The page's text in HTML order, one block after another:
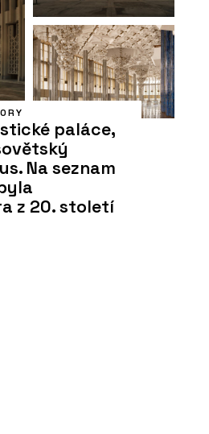
paláce,
Na seznam
z 20. století